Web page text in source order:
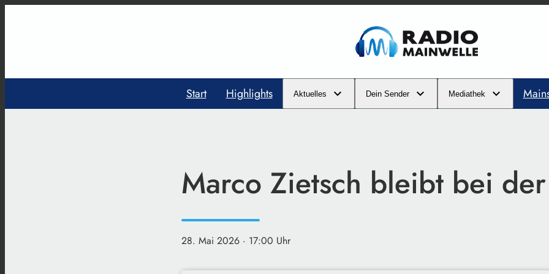
Start Highlights Aktuelles Dein Sender Mediathek
Marco Zietsch bleibt bei
28. Mai 2026 · 17:00 Uhr